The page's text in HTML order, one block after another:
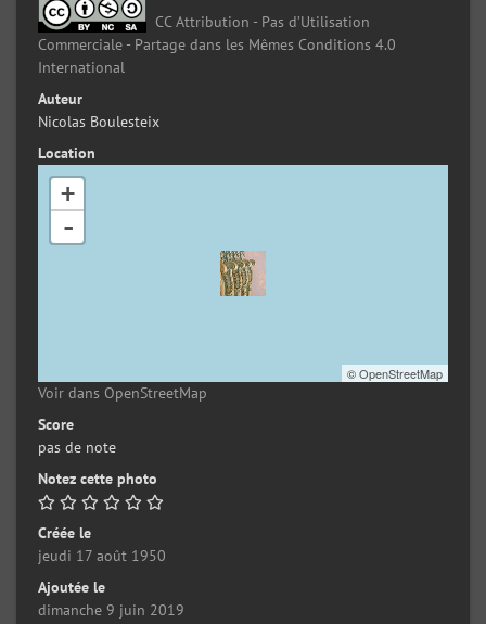
CC Attribution - Pas d’Utilisation
Commerciale - Partage dans les Mêmes Conditions 4.0
International
Auteur
Nicolas Boulesteix
Location
+
-
©OpenStreetMap
Voir dans OpenStreetMap
Score
pas de note
Notez cette photo
Créée le
jeudi 17 août 1950
Ajoutée le
dimanche 9 juin 2019